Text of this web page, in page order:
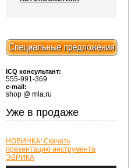
ICQ консультант:
555-991-369
e-mail:
shop @ mla.ru
Уже в продаже
НОВИНКА! Скачать
презентацию инструмента
ЭВРИКА